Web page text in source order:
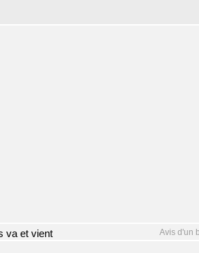
Avis d'un
va et vient